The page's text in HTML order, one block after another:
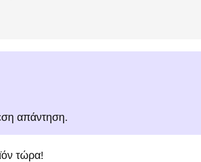
απάντηση.
τώρα!